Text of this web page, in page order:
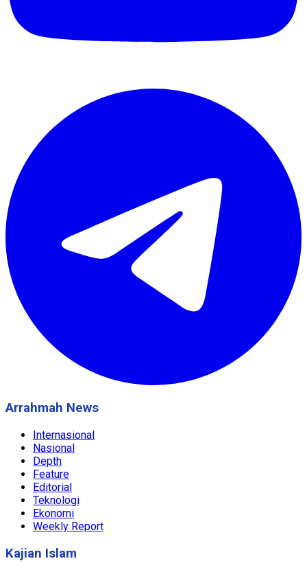
Arrahmah News
Internasional
Nasional
Depth
Feature
Editorial
Teknologi
Ekonomi
Weekly Report
Kajian Islam